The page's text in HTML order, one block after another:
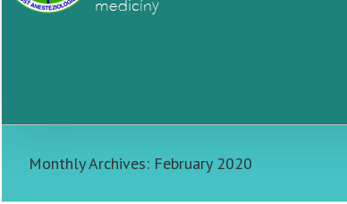
Monthly Archives: February 2020